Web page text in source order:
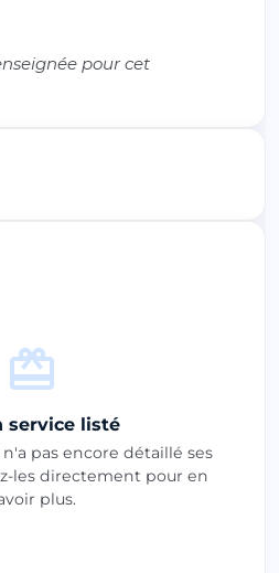
pour cet
service listé
pas encore détaillé ses
les directement pour en
plus.